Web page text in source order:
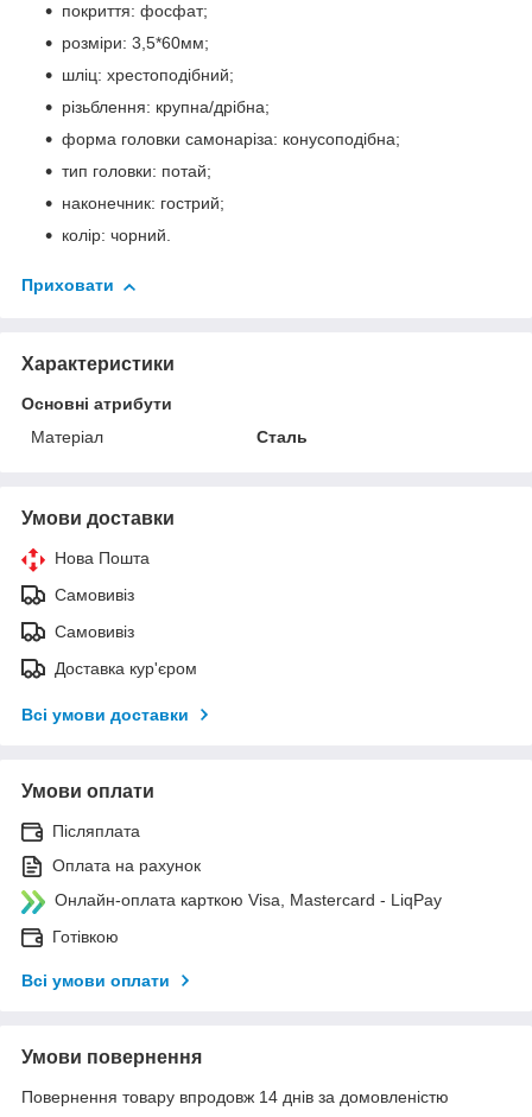
покриття: фосфат;
розміри: 3,5*60мм;
шліц: хрестоподібний;
різьблення: крупна/дрібна;
форма головки самонаріза: конусоподібна;
тип головки: потай;
наконечник: гострий;
колір: чорний.
Приховати
Характеристики
Основні атрибути
Матеріал
Сталь
Умови доставки
Нова Пошта
Самовивіз
Самовивіз
Доставка кур'єром
Всі умови доставки
Умови оплати
Післяплата
Оплата на рахунок
Онлайн-оплата карткою Visa, Mastercard - LiqPay
Готівкою
Всі умови оплати
Умови повернення
Повернення товару впродовж 14 днів за домовленістю